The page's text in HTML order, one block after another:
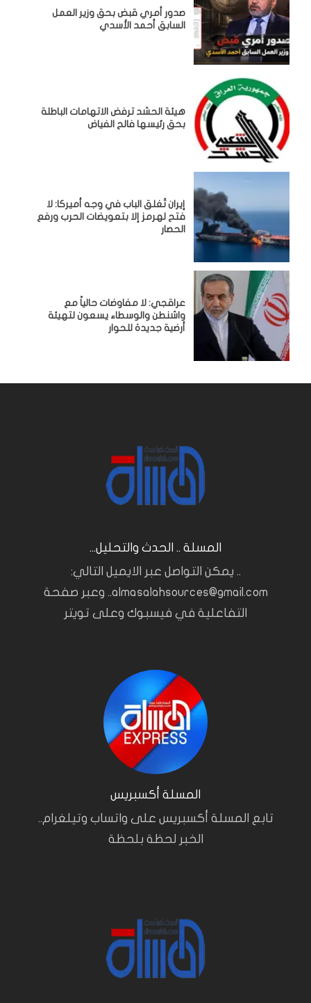
صدور أمري قبض بحق وزير العمل
السابق أحمد الأسدي
هيئة الحشد ترفض الاتهامات الباطلة
بحق رئيسها فالح الفياض
إيران تُغلق الباب في وجه أميركا: لا
فتح لهرمز إلا بتعويضات الحرب ورفع
الحصار
عراقجي: لا مفاوضات حالياً مع
واشنطن والوسطاء يسعون لتهيئة
أرضية جديدة للحوار
المسلة .. الحدث والتحليل...
.. يمكن التواصل عبر الايميل التالي:
almasalahsources@gmail.com.. وعبر صفحة
التفاعلية في فيسبوك وعلى تويتر
المسلة أكسبريس
تابع المسلة أكسبريس على واتساب وتيلغرام..
الخبر لحظة بلحظة